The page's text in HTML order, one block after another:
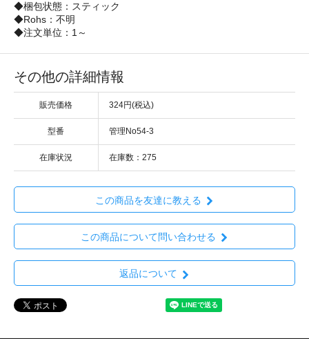
◆梱包状態：スティック
◆Rohs：不明
◆注文単位：1～
その他の詳細情報
販売価格 324円(税込)
型番 管理No54-3
在庫状況 在庫数：275
この商品を友達に教える
この商品について問い合わせる
返品について